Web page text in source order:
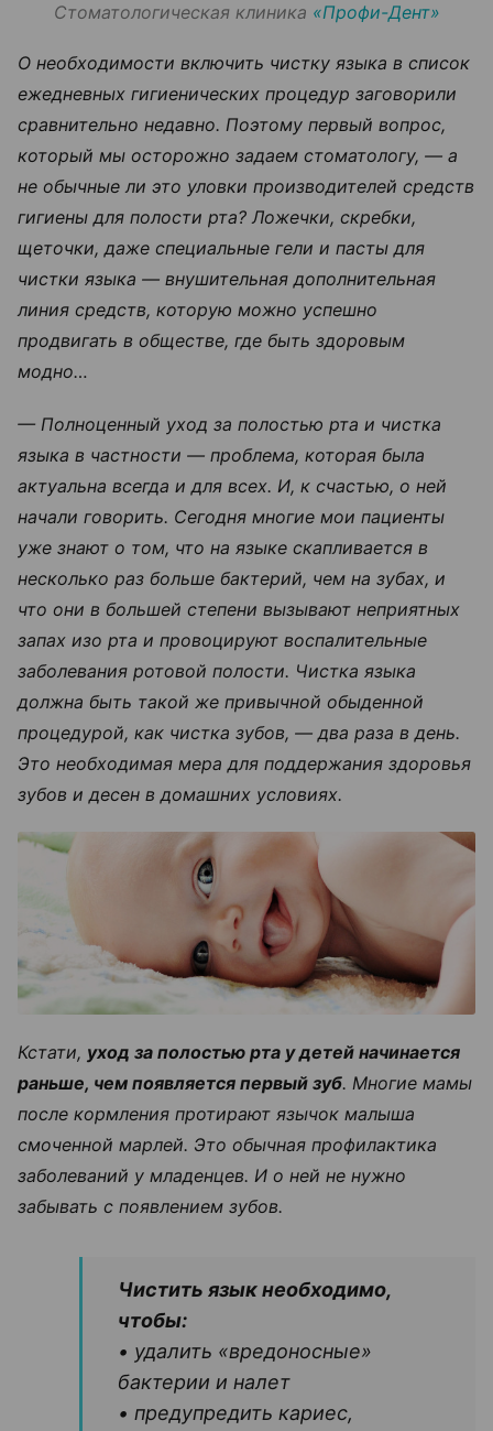
Стоматологическая клиника «Профи-Дент»
О необходимости включить чистку языка в список
ежедневных гигиенических процедур заговорили
сравнительно недавно. Поэтому первый вопрос,
который мы осторожно задаем стоматологу, — а
не обычные ли это уловки производителей средств
гигиены для полости рта? Ложечки, скребки,
щеточки, даже специальные гели и пасты для
чистки языка — внушительная дополнительная
линия средств, которую можно успешно
продвигать в обществе, где быть здоровым
модно…
— Полноценный уход за полостью рта и чистка
языка в частности — проблема, которая была
актуальна всегда и для всех. И, к счастью, о ней
начали говорить. Сегодня многие мои пациенты
уже знают о том, что на языке скапливается в
несколько раз больше бактерий, чем на зубах, и
что они в большей степени вызывают неприятных
запах изо рта и провоцируют воспалительные
заболевания ротовой полости. Чистка языка
должна быть такой же привычной обыденной
процедурой, как чистка зубов, — два раза в день.
Это необходимая мера для поддержания здоровья
зубов и десен в домашних условиях.
Кстати, уход за полостью рта у детей начинается
раньше, чем появляется первый зуб. Многие мамы
после кормления протирают язычок малыша
смоченной марлей. Это обычная профилактика
заболеваний у младенцев. И о ней не нужно
забывать с появлением зубов.
Чистить язык необходимо,
чтобы:
• удалить «вредоносные»
бактерии и налет
• предупредить кариес,